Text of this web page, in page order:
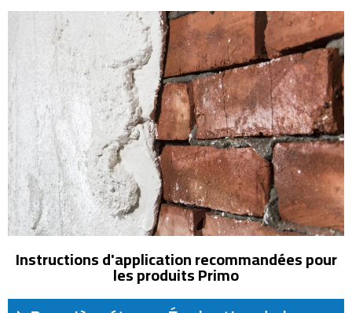
Instructions d'application recommandées pour
les produits Primo